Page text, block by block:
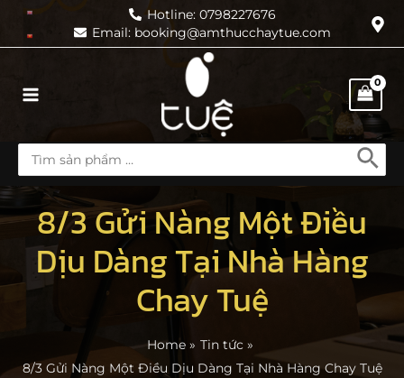
Hotline: 0798227676
Email: booking@amthucchaytue.com
Menu
Search
for:
8/3 Gửi Nàng Một Điều
Dịu Dàng Tại Nhà Hàng
Chay Tuệ
Home
Tin tức
8/3 Gửi Nàng Một Điều Dịu Dàng Tại Nhà Hàng Chay Tuệ